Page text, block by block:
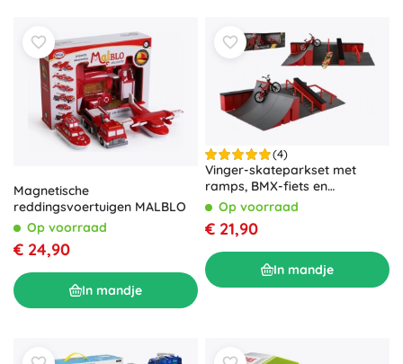
Magnetische
reddingsvoertuigen MALBLO
Op voorraad
€ 24,90
In mandje
(4)
Vinger-skateparkset met
ramps, BMX-fiets en
skateboard
Op voorraad
€ 21,90
In mandje